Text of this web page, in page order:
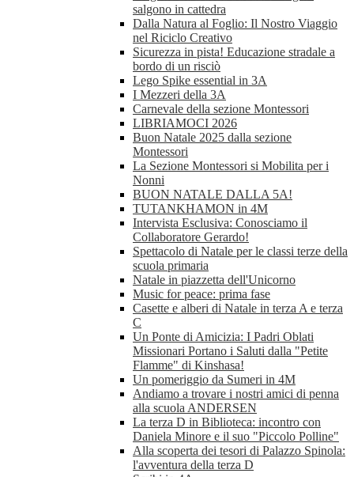
salgono in cattedra
Dalla Natura al Foglio: Il Nostro Viaggio
nel Riciclo Creativo
Sicurezza in pista! Educazione stradale a
bordo di un risciò
Lego Spike essential in 3A
I Mezzeri della 3A
Carnevale della sezione Montessori
LIBRIAMOCI 2026
Buon Natale 2025 dalla sezione
Montessori
La Sezione Montessori si Mobilita per i
Nonni
BUON NATALE DALLA 5A!
TUTANKHAMON in 4M
Intervista Esclusiva: Conosciamo il
Collaboratore Gerardo!
Spettacolo di Natale per le classi terze della
scuola primaria
Natale in piazzetta dell'Unicorno
Music for peace: prima fase
Casette e alberi di Natale in terza A e terza
C
Un Ponte di Amicizia: I Padri Oblati
Missionari Portano i Saluti dalla "Petite
Flamme" di Kinshasa!
Un pomeriggio da Sumeri in 4M
Andiamo a trovare i nostri amici di penna
alla scuola ANDERSEN
La terza D in Biblioteca: incontro con
Daniela Minore e il suo "Piccolo Polline"
Alla scoperta dei tesori di Palazzo Spinola:
l'avventura della terza D